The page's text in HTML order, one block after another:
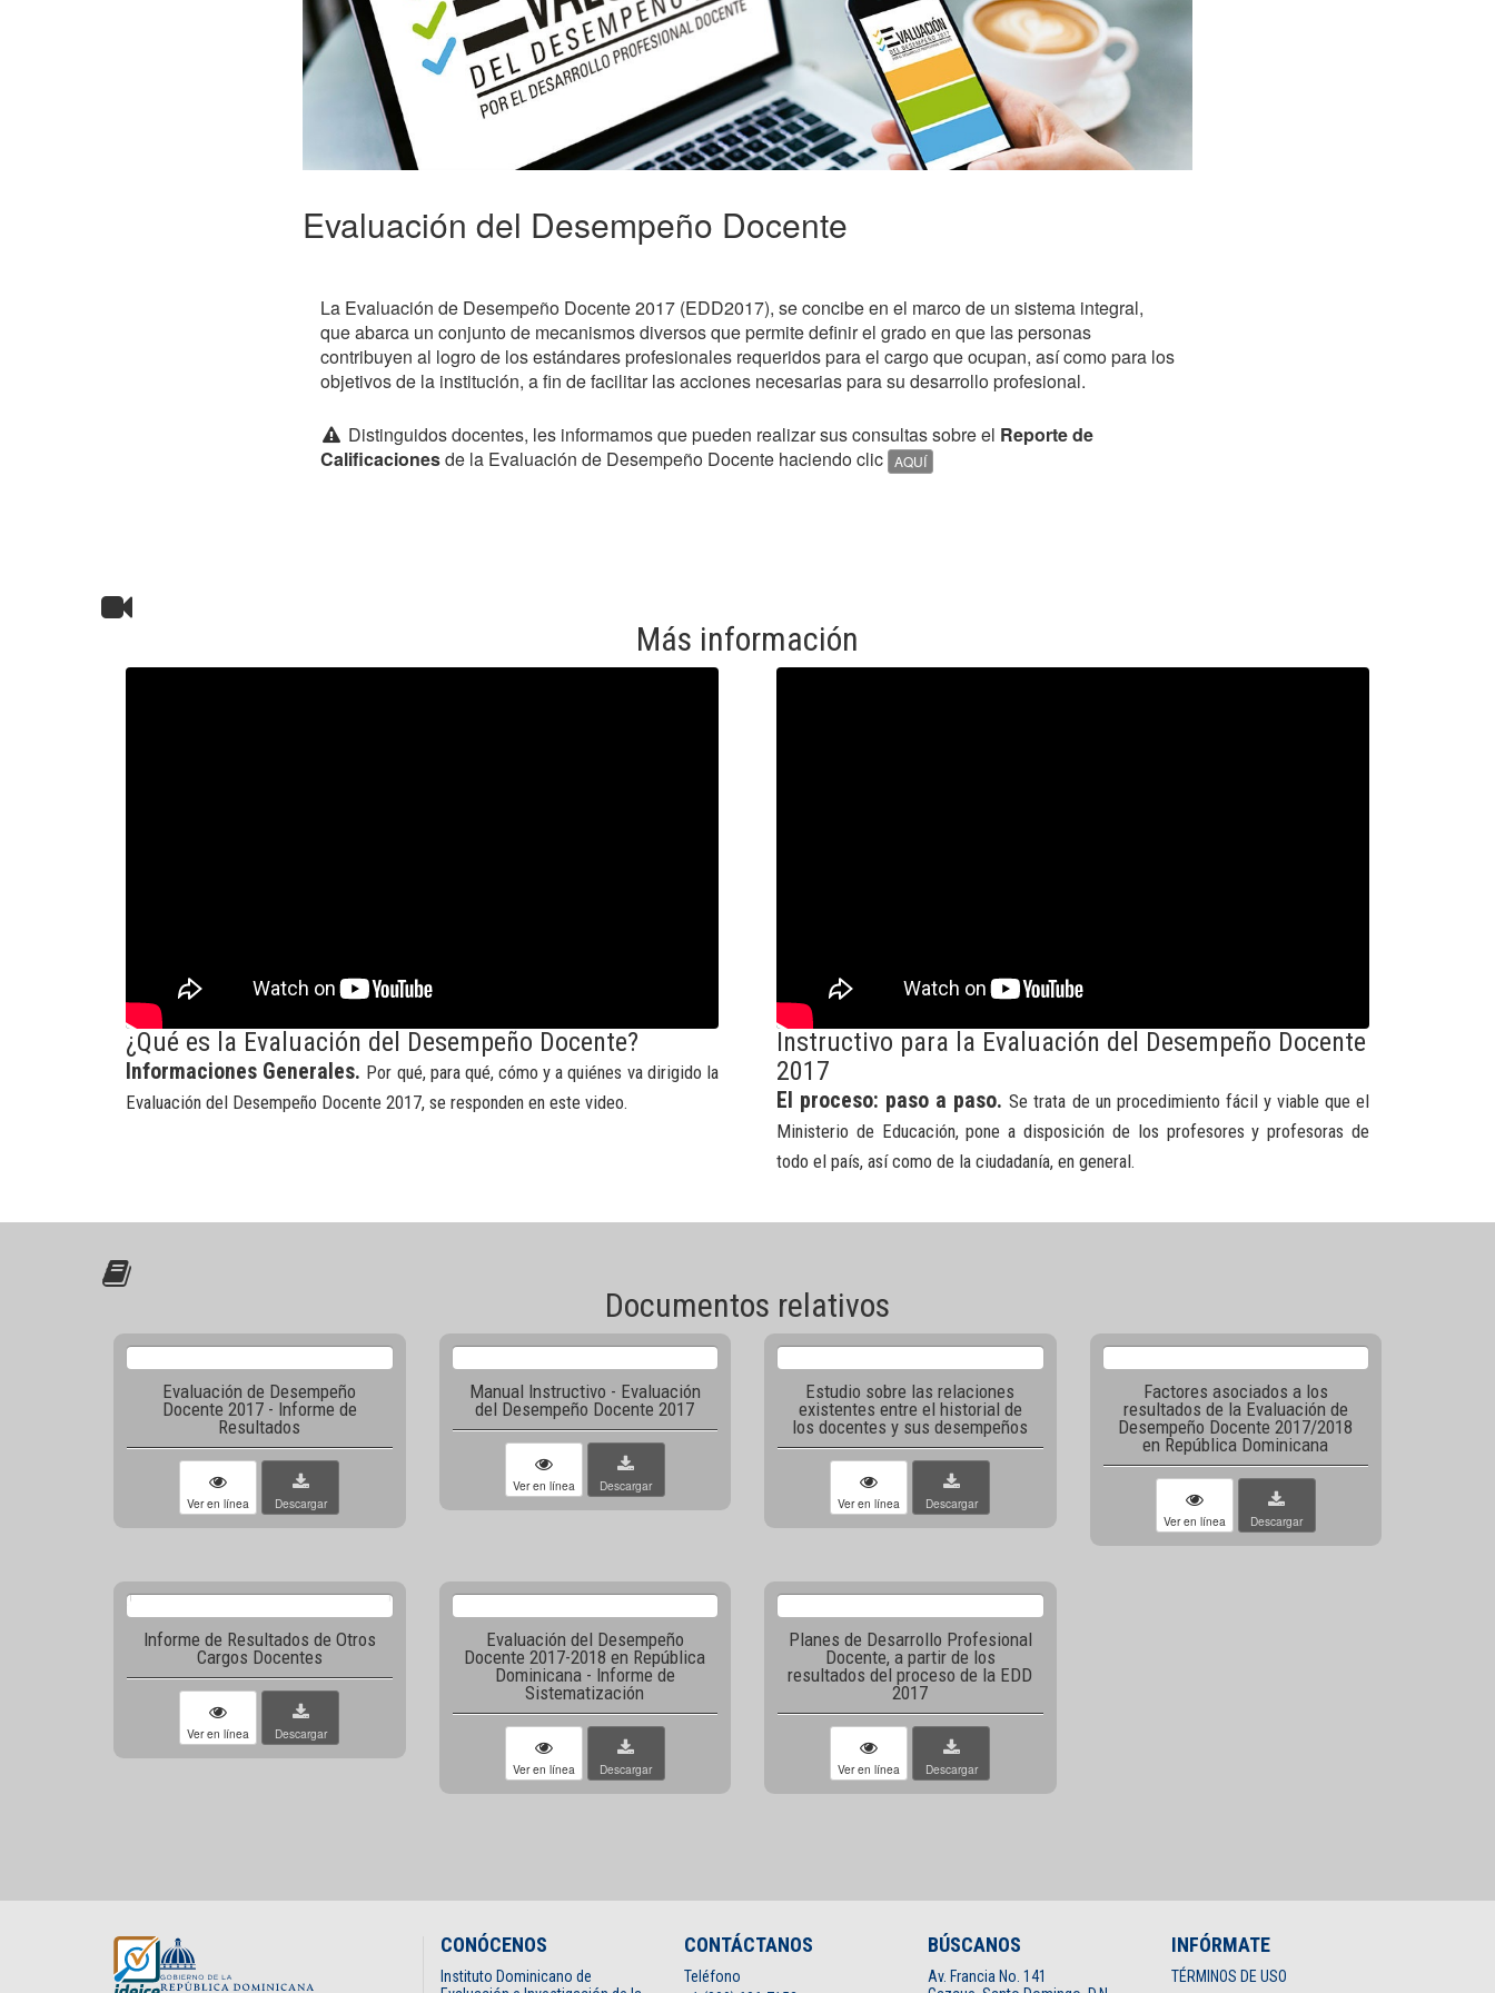
Evaluación del Desempeño Docente
La Evaluación de Desempeño Docente 2017 (EDD2017), se concibe en el marco de un sistema integral,
que abarca un conjunto de mecanismos diversos que permite definir el grado en que las personas
contribuyen al logro de los estándares profesionales requeridos para el cargo que ocupan, así como para los
objetivos de la institución, a fin de facilitar las acciones necesarias para su desarrollo profesional.
Distinguidos docentes, les informamos que pueden realizar sus consultas sobre el Reporte de
Calificacionesde la Evaluación de Desempeño Docente haciendo clic AQUÍ
Más información
¿Qué es la Evaluación del Desempeño Docente?
Informaciones Generales. Por qué, para qué, cómo y a quiénes va dirigido la
Evaluación del Desempeño Docente 2017, se responden en este video.
Instructivo para la Evaluación del Desempeño Docente
2017
El proceso: paso a paso. Se trata de un procedimiento fácil y viable que el
Ministerio de Educación, pone a disposición de los profesores y profesoras de
todo el país, así como de la ciudadanía, en general.
Documentos relativos
Evaluación de Desempeño
Docente 2017 - Informe de
Resultados
Ver en línea Descargar
Manual Instructivo - Evaluación
del Desempeño Docente 2017
Ver en línea Descargar
Estudio sobre las relaciones
existentes entre el historial de
los docentes y sus desempeños
Ver en línea Descargar
Factores asociados a los
resultados de la Evaluación de
Desempeño Docente 2017/2018
en República Dominicana
Ver en línea Descargar
Informe de Resultados de Otros
Cargos Docentes
Ver en línea Descargar
Evaluación del Desempeño
Docente 2017-2018 en República
Dominicana - Informe de
Sistematización
Ver en línea Descargar
Planes de Desarrollo Profesional
Docente, a partir de los
resultados del proceso de la EDD
2017
Ver en línea Descargar
CONÓCENOS
Instituto Dominicano de
CONTÁCTANOS
Teléfono
BÚSCANOS
Av. Francia No. 141
INFÓRMATE
TÉRMINOS DE USO